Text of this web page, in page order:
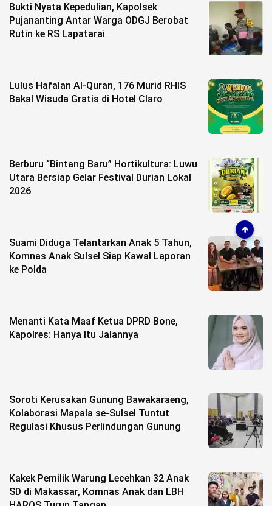
Bukti Nyata Kepedulian, Kapolsek
Pujananting Antar Warga ODGJ Berobat
Rutin ke RS Lapatarai
Lulus Hafalan Al-Quran, 176 Murid RHIS
Bakal Wisuda Gratis di Hotel Claro
Berburu “Bintang Baru” Hortikultura: Luwu
Utara Bersiap Gelar Festival Durian Lokal
2026
Suami Diduga Telantarkan Anak 5 Tahun,
Komnas Anak Sulsel Siap Kawal Laporan
ke Polda
Menanti Kata Maaf Ketua DPRD Bone,
Kapolres: Hanya Itu Jalannya
Soroti Kerusakan Gunung Bawakaraeng,
Kolaborasi Mapala se-Sulsel Tuntut
Regulasi Khusus Perlindungan Gunung
Kakek Pemilik Warung Lecehkan 32 Anak
SD di Makassar, Komnas Anak dan LBH